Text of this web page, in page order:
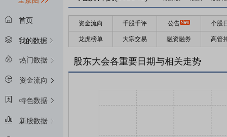
首页
我的数据
热门数据
资金流向
特色数据
新股数据
资金流向 千股千评 公告 个股
龙虎榜单 大宗交易 融资融券 高管
股东大会各重要日期与相关走势